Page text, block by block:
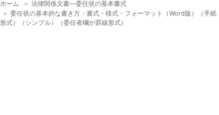
ホーム ＞ 法律関係文書―委任状の基本書式
＞ 委任状の基本的な書き方・書式・様式・フォーマット（Word版）（手紙
形式）（シンプル）（委任者欄が罫線形式）